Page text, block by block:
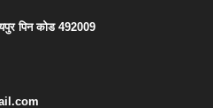
पिन कोड492009